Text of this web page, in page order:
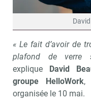
« Le fait d’avoir de
plafond de
explique
David
groupe HelloWork,
organisée le 10 mai.